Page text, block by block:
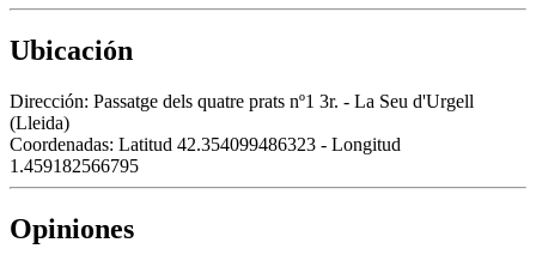
Ubicación
Dirección: Passatge dels quatre prats nº1 3r. - La Seu d'Urgell
(Lleida)
Coordenadas: Latitud 42.354099486323 - Longitud
1.459182566795
Opiniones